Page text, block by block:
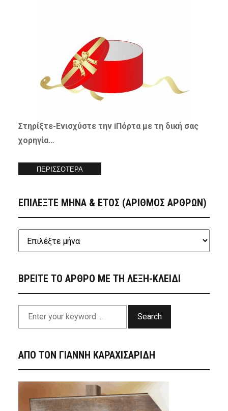
Στηρίξτε-Ενισχύστετην iΠόρτα με τη δική σας
χορηγία…
ΠΕΡΙΣΣΟΤΕΡΑ
ΕΠΙΛΕΞΤΕ ΜΗΝΑ & ΕΤΟΣ (ΑΡΙΘΜΟΣ ΑΡΘΡΩΝ)
ΒΡΕΙΤΕ ΤΟ ΑΡΘΡΟ ΜΕ ΤΗ ΛΕΞΗ-ΚΛΕΙΔΙ
Search
ΑΠΟ ΤΟΝ ΓΙΑΝΝΗ ΚΑΡΑΧΙΣΑΡΙΔΗ